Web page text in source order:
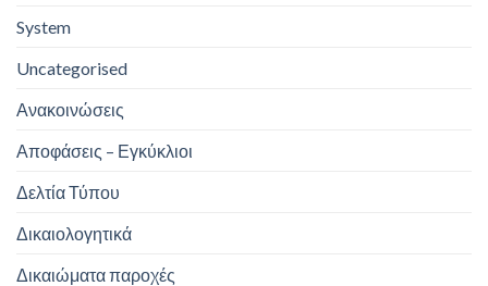
System
Uncategorised
Ανακοινώσεις
Αποφάσεις – Εγκύκλιοι
Δελτία Τύπου
Δικαιολογητικά
Δικαιώματα παροχές